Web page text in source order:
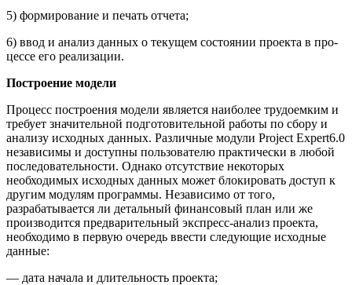
5) формирование и печать отчета;
6) ввод и анализ данных о текущем состоянии проекта в про­
цессе его реализации.
Построение модели
Процесс построения модели является наиболее трудоемким и
требует значительной подготовительной работы по сбору и
анализу исходных данных. Различные модули Project Expert6.0
независимы и доступны пользователю практически в любой
последовательности. Однако отсутствие некоторых
необходимых исходных данных может блокировать доступ к
другим модулям программы. Независимо от того,
разрабатывается ли детальный финансовый план или же
производится предварительный экспресс-анализ проекта,
необхо­димо в первую очередь ввести следующие исходные
данные:
— дата начала и длительность проекта;